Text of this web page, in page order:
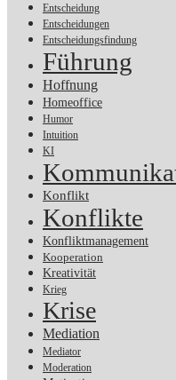
Entscheidung
Entscheidungen
Entscheidungsfindung
Führung
Hoffnung
Homeoffice
Humor
Intuition
KI
Konflikt
Konflikte
Konfliktmanagement
Kooperation
Kreativität
Krieg
Krise
Mediation
Mediator
Moderation